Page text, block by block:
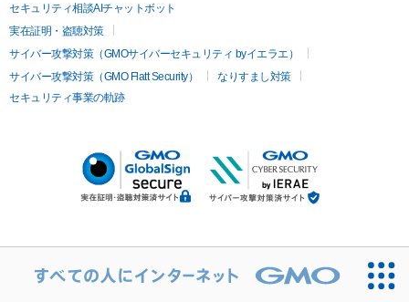
セキュリティ相談AIチャットボット
実在証明・盗聴対策
サイバー攻撃対策（GMOサイバーセキュリティ byイエラエ）
サイバー攻撃対策（GMO Flatt Security）
なりすまし対策
セキュリティ事業の軌跡